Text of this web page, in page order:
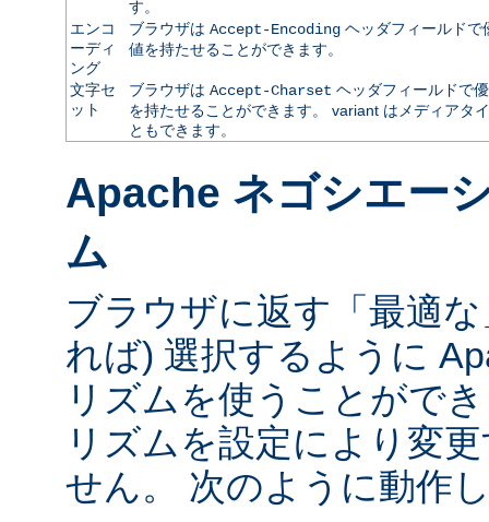
す。
エンコ
ーディ
ング
ブラウザは Accept-Encodingヘッダフィールドで
値を持たせることができます。
文字セ
ット
ブラウザは Accept-Charset ヘッダフィールドで
を持たせることができます。 variant はメディアタ
ともできます。
Apache ネゴシエー
ム
ブラウザに返す「最適
れば) 選択するように
リズムを使うことがで
リズムを設定により変
せん。 次のように動作